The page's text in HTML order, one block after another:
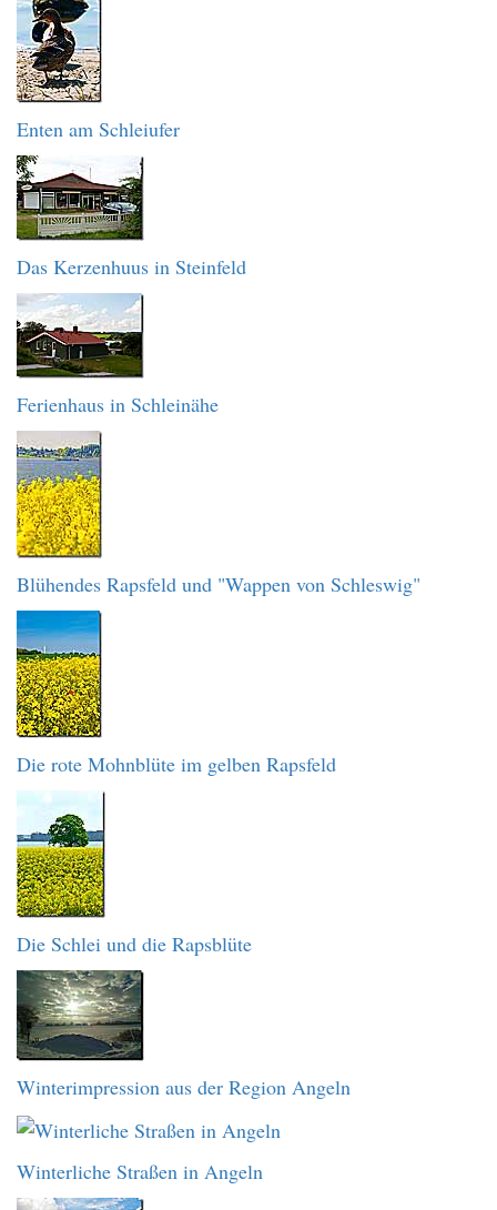
Enten am Schleiufer
Das Kerzenhuus in Steinfeld
Ferienhaus in Schleinähe
Blühendes Rapsfeld und "Wappen von Schleswig"
Die rote Mohnblüte im gelben Rapsfeld
Die Schlei und die Rapsblüte
Winterimpression aus der Region Angeln
Winterliche Straßen in Angeln